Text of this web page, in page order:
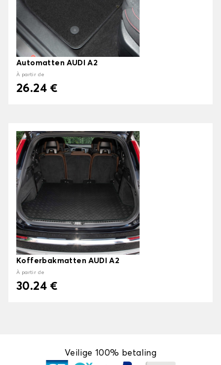
Automatten AUDI A2
À partir de
26.24 €
Kofferbakmatten AUDI A2
À partir de
30.24 €
Veilige 100% betaling